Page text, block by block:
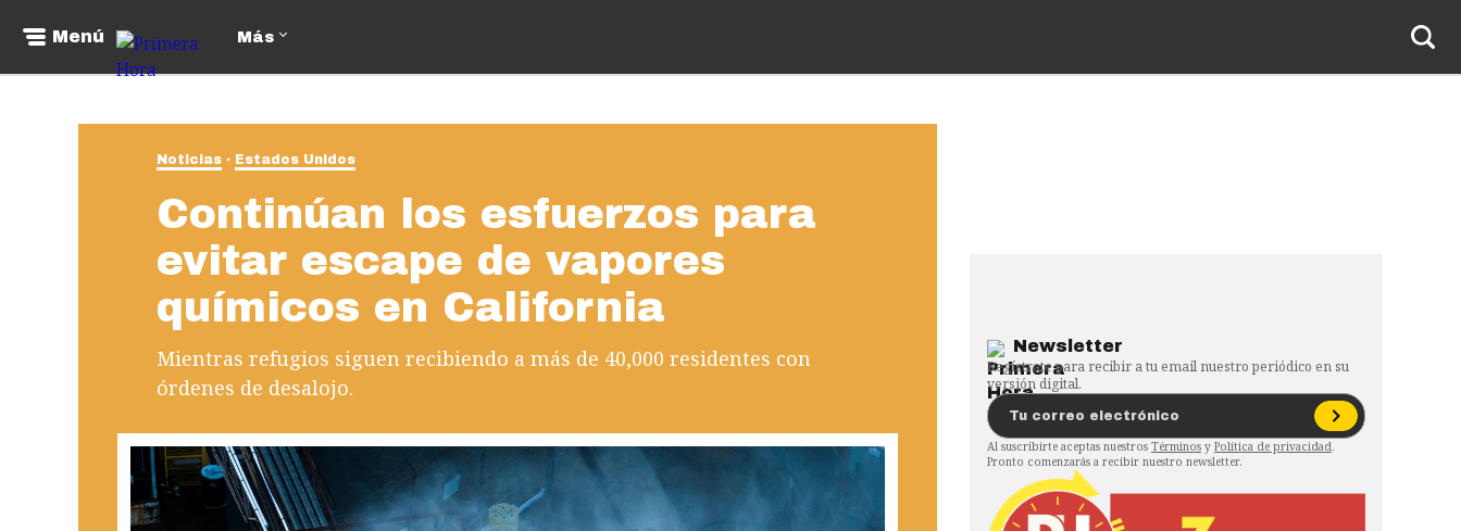
Menú Más
Noticias Estados Unidos
Continúan los esfuerzos para
evitar escape de vapores
químicos en California
Mientras refugios siguen recibiendo a más de 40,000 residentes con
órdenes de desalojo.
Newsletter
Regístrate para recibir a tu email nuestro periódico en su
versión digital.
Al suscribirte aceptas nuestros Términos y Política de privacidad.
Pronto comenzarás a recibir nuestro newsletter.